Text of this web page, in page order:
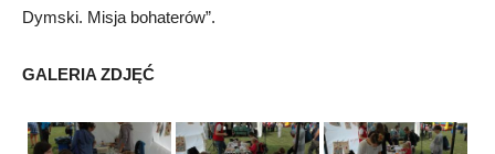
Dymski. Misja bohaterów”.
GALERIA ZDJĘĆ